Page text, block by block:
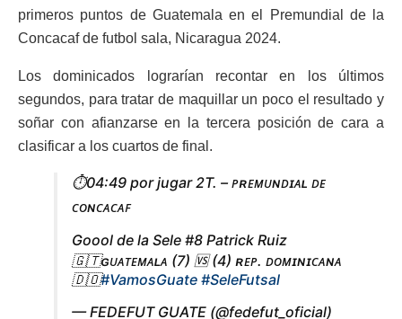
primeros puntos de Guatemala en el Premundial de la
Concacaf de futbol sala, Nicaragua 2024.
Los dominicados lograrían recontar en los últimos
segundos, para tratar de maquillar un poco el resultado y
soñar con afianzarse en la tercera posición de cara a
clasificar a los cuartos de final.
⏱️04:49 por jugar 2T. – ᴘʀᴇᴍᴜɴᴅɪᴀʟ ᴅᴇ
ᴄᴏɴᴄᴀᴄᴀꜰ
Goool de la Sele #8 Patrick Ruiz
🇬🇹ɢᴜᴀᴛᴇᴍᴀʟᴀ (7) 🆚 (4) ʀᴇᴘ. ᴅᴏᴍɪɴɪᴄᴀɴᴀ
🇩🇴#VamosGuate #SeleFutsal
— FEDEFUT GUATE (@fedefut_oficial)